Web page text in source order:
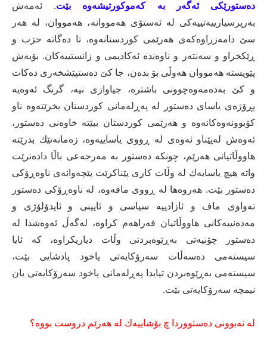
دەستورێكی ئەگەر بە كەموكورتیشەوە بێت. ئەمەش
بەرپرسیارییەتییەكی لە ئەستۆی هەمووانە، هەمووان، لە هەر
سێ دامەزراوەكەی هەرێمی كوردستانەوە، تا دەگاتە حزب و
ڕێكخراو و سەنتەر و ناوەندە ئەكادیمی و زانستییەكان. بۆیەش
پێویستە هەمووان هەوڵی بۆ بدەن، جا كێ دەستپێشخەری دەكات
و كێ بەدەمەوەچوونی باشترە، جیاوازی نیە، گرنگ ئەوەیە
پڕۆژەی یاسای دەستور لە پەڕلەمانی كوردستان بخرێتەوە ناو
كۆبوونەوەكانەوە و هەرێمی كوردستان ببێتە خاوەنی دەستور،
ئەوەش لەپێناو ئەوەی لە ڕووی یاساییەوە، زەمانەتێك بدرێتە
هاووڵاتیانی هەرێم، چونكە دەستور بە مەرجەعی باڵا دادەنرێت
واتە هیچ یاسایەك لە وڵات كاری پێناكرێت پێچەوانەی ناوەڕۆكی
دەستور بێت. هەروەها لە ڕووی مافەوە، لە ناوەڕۆكی دەستور
تەواوی ماف و ئازادییە سیاسی و ئایینی و ئایدۆلۆژی و
مەدەنییەكانی هاووڵاتیان فەراهەم كراوە، لەگەڵ ئەوەشدا لە
دەستور چۆنیەتی بەڕێوەبردنی وڵات دیاریكراوە، كە ئایا
سیستەمی دەسەڵات سەرۆكایەتی یاخود پادشایی بێت،
سیستەمی بەڕێوەبردن تیایدا پەڕلەمانی یاخود سەرۆكایەتی یان
نیمچە سەرۆكایەتی بێت.
لە نەبوونی دەستووردا چ بۆشاییەك لە هەرێم دروست بووە؟